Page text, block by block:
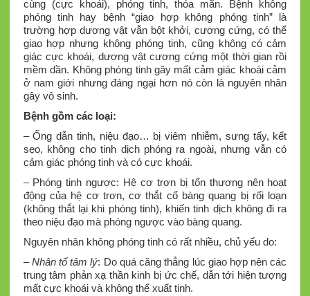
cùng (cực khoái), phóng tinh, thỏa mãn. Bệnh không
phóng tinh hay bệnh “giao hợp không phóng tinh” là
trường hợp dương vật vẫn bột khởi, cương cứng, có thể
giao hợp nhưng không phóng tinh, cũng không có cảm
giác cực khoái, dương vật cương cứng một thời gian rồi
mềm dần. Không phóng tinh gây mất cảm giác khoái cảm
ở nam giới nhưng đáng ngại hơn nó còn là nguyên nhân
gây vô sinh.
Bệnh gồm các loại:
– Ống dẫn tinh, niệu đạo… bị viêm nhiễm, sưng tấy, kết
sẹo, không cho tinh dịch phóng ra ngoài, nhưng vẫn có
cảm giác phóng tinh và có cực khoái.
– Phóng tinh ngược: Hệ cơ trơn bị tổn thương nên hoạt
động của hệ cơ trơn, cơ thắt cổ bàng quang bị rối loạn
(không thắt lại khi phóng tinh), khiến tinh dịch không đi ra
theo niệu đạo mà phóng ngược vào bàng quang.
Nguyên nhân không phóng tinh có rất nhiều, chủ yếu do:
–Nhân tố tâm lý: Do quá căng thẳng lúc giao hợp nên các
trung tâm phản xạ thần kinh bị ức chế, dẫn tới hiện tượng
mất cực khoái và không thể xuất tinh.